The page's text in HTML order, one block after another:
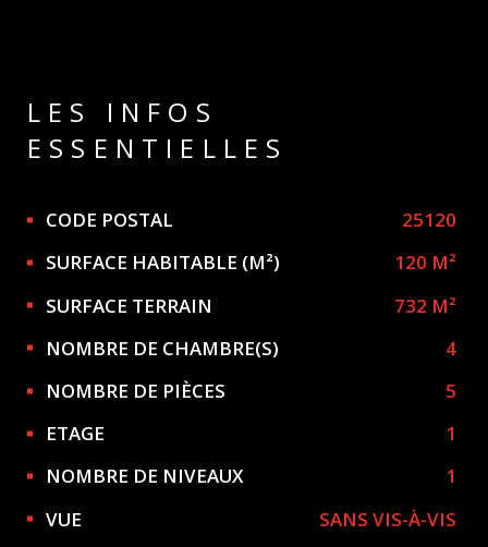
LES INFOS
ESSENTIELLES
Caractérisque Valeurs
CODE POSTAL
25120
SURFACE HABITABLE (M²)
120 M²
SURFACE TERRAIN
732 M²
NOMBRE DE CHAMBRE(S)
4
NOMBRE DE PIÈCES
5
ETAGE
1
NOMBRE DE NIVEAUX
1
VUE
SANS VIS-À-VIS